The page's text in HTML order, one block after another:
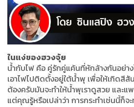
ในแง่ของฮวงจุ้ย
น้ำกับไฟ คือ คู่รักคู่แค้นที่หักล้างกันอย่าง
เอาไฟไปติดตั้งอยู่ใต้น้ำพุ เพื่อให้เกิดสี
ต้องครับมันจะทำให้น้ำพุเราดูสวย และแ
แต่คุณรู้หรือเปล่าว่า การกระทำเช่นนี้ก็จะ